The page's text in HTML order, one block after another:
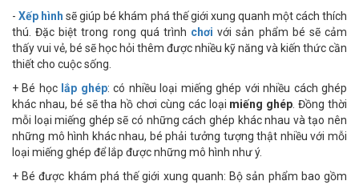
- Xếp hình sẽ giúp bé khám phá thế giới xung quanh một cách thích
thú. Đặc biệt trong rong quá trình chơi với sản phẩm bé sẽ cảm
thấy vui vẻ, bé sẽ học hỏi thêm được nhiều kỹ năng và kiến thức cần
thiết cho cuộc sống.
+ Bé học lắp ghép: có nhiều loại miếng ghép với nhiều cách ghép
khác nhau, bé sẽ tha hồ chơi cùng các loại miếng ghép . Đồng thời
mỗi loại miếng ghép sẽ có những cách ghép khác nhau và tạo nên
những mô hình khác nhau, bé phải tưởng tượng thật nhiều với mỗi
loại miếng ghép để lắp được những mô hình như ý.
+ Bé được khám phá thế giới xung quanh: Bộ sản phẩm bao gồm